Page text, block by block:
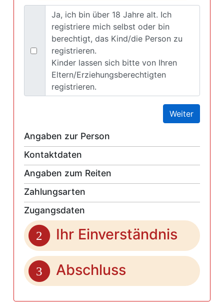
Ja, ich bin über 18 Jahre alt. Ich
registriere mich selbst oder bin
berechtigt, das Kind/die Person zu
registrieren.
Kinder lassen sich bitte von Ihren
Eltern/Erziehungsberechtigten
registrieren.
Weiter
Angaben zur Person
Kontaktdaten
Angaben zum Reiten
Zahlungsarten
Zugangsdaten
2 Ihr Einverständnis
3 Abschluss